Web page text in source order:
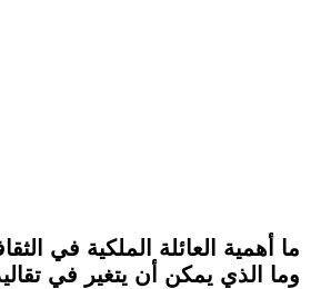
ما أهمية العائلة الملكية في
وما الذي يمكن أن يتغير في